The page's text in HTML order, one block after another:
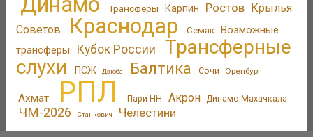
Трансферы Карпин Ростов
Крылья
Советов
Краснодар Семак
Возможные
трансферы
Кубок России
Трансферные
слухи
ПСЖ Дзюба Балтика Сочи Оренбург
Ахмат РПЛ Пари НН Акрон Динамо Махачкала
ЧМ-2026 Станкович Челестини